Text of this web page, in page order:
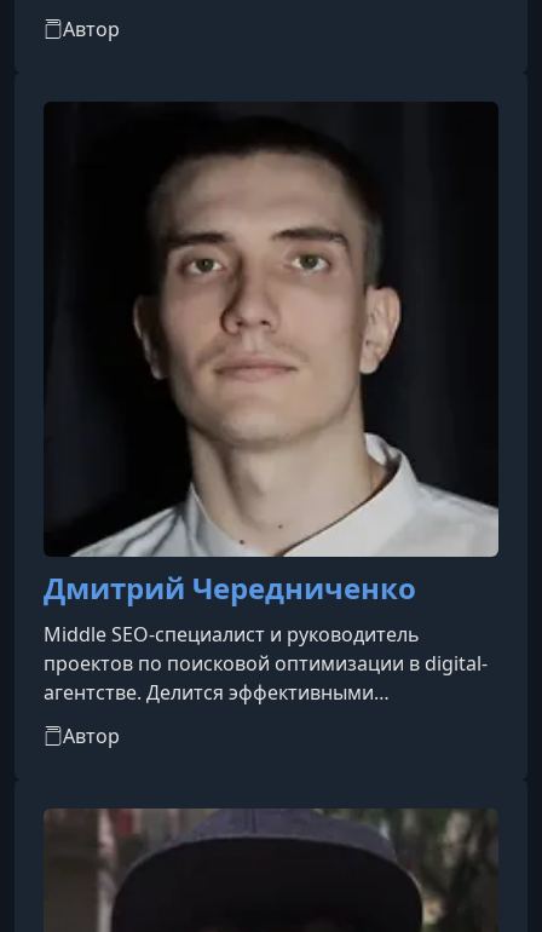
beauty-сегменте, эзотерической сфере и
онлайн-образовании. Специализируется на
привлечении целевой аудитории и росте
трендами и применяет современные
креативные решения.
Автор
Дмитрий Чередниченко
Middle SEO-специалист и руководитель
проектов по поисковой оптимизации в digital-
агентстве. Делится эффективными
стратегиями онлайн-продвижения, которые
помогают развивать и масштабировать
Автор